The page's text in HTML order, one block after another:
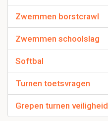
Zwemmen borstcrawl
Zwemmen schoolslag
Softbal
Turnen toetsvragen
Grepen turnen veiligheid